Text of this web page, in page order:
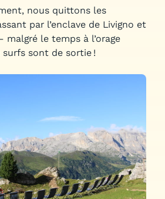
nous quittons les
par l’enclave de Livigno et
malgré le temps à l’orage
sont de sortie !